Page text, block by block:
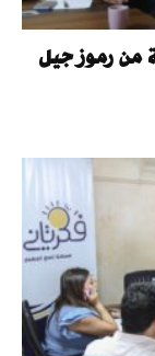
من رموز جيل